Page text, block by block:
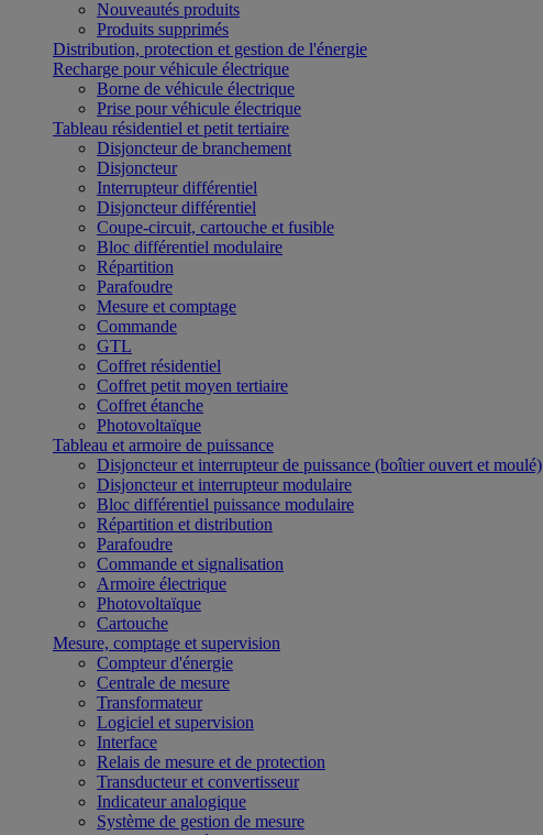
Nouveautés produits
Produits supprimés
Distribution, protection et gestion de l'énergie
Recharge pour véhicule électrique
Borne de véhicule électrique
Prise pour véhicule électrique
Tableau résidentiel et petit tertiaire
Disjoncteur de branchement
Disjoncteur
Interrupteur différentiel
Disjoncteur différentiel
Coupe-circuit, cartouche et fusible
Bloc différentiel modulaire
Répartition
Parafoudre
Mesure et comptage
Commande
GTL
Coffret résidentiel
Coffret petit moyen tertiaire
Coffret étanche
Photovoltaïque
Tableau et armoire de puissance
Disjoncteur et interrupteur de puissance (boîtier ouvert et moulé)
Disjoncteur et interrupteur modulaire
Bloc différentiel puissance modulaire
Répartition et distribution
Parafoudre
Commande et signalisation
Armoire électrique
Photovoltaïque
Cartouche
Mesure, comptage et supervision
Compteur d'énergie
Centrale de mesure
Transformateur
Logiciel et supervision
Interface
Relais de mesure et de protection
Transducteur et convertisseur
Indicateur analogique
Système de gestion de mesure